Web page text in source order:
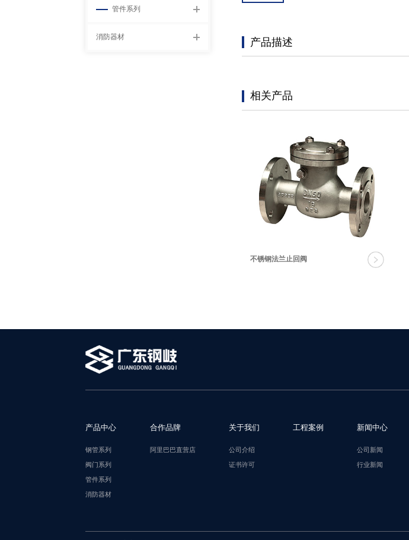
管件系列
消防器材 产品描述
相关产品
不锈钢法兰止回阀
产品中心
钢管系列
阀门系列
管件系列
消防器材
合作品牌
阿里巴巴直营店
关于我们
公司介绍
证书许可
工程案例 新闻中心
公司新闻
行业新闻